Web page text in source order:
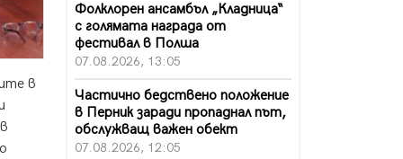
в
Фолклорен ансамбъл „Кладница“
с голямата награда от
фестивал в Полша
07.08.2026, 13:05
Частично бедствено положение
в Перник заради пропаднал път,
обслужващ важен обект
07.08.2026, 12:05